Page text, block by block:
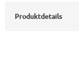
Produktdetails